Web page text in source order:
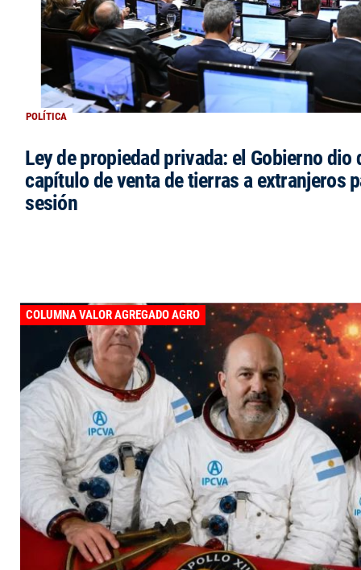
POLÍTICA
Ley de propiedad privada: el Gobierno dio
capítulo de venta de tierras a extranjeros
sesión
COLUMNA VALOR AGREGADO AGRO